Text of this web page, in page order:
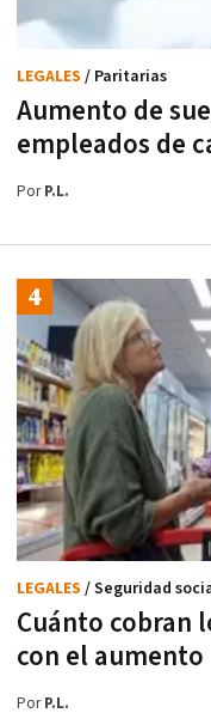
Aumento de
empleados de
LEGALES / Paritarias
PorP.L.
Cuánto cobran
con el aumento
LEGALES / Seguridad
PorP.L.